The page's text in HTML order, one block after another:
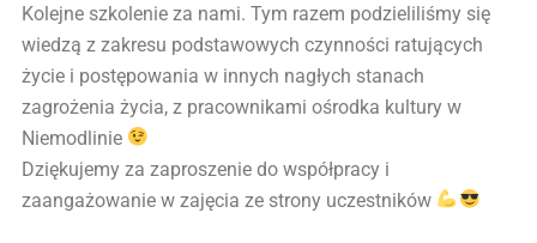
Kolejne szkolenie za nami. Tym razem podzieliliśmy się
wiedzą z zakresu podstawowych czynności ratujących
życie i postępowania w innych nagłych stanach
zagrożenia życia, z pracownikami ośrodka kultury w
Niemodlinie
Dziękujemy za zaproszenie do współpracy i
zaangażowanie w zajęcia ze strony uczestników